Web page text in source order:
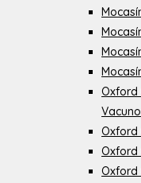
Oxford
Oxford
Oxford
Oxford